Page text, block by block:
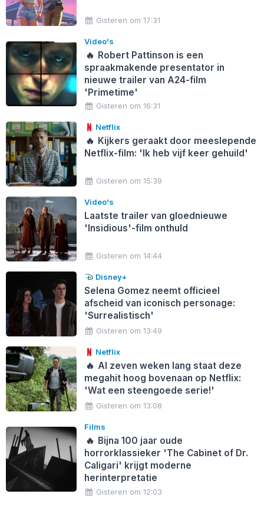
Gisteren om 17:31
Video's
🔥 Robert Pattinson is een
spraakmakende presentator in
nieuwe trailer van A24-film
'Primetime'
Gisteren om 16:31
Netflix
🔥 Kijkers geraakt door meeslepende
Netflix-film: 'Ik heb vijf keer gehuild'
Gisteren om 15:39
Video's
Laatste trailer van gloednieuwe
'Insidious'-film onthuld
Gisteren om 14:44
Disney+
Selena Gomez neemt officieel
afscheid van iconisch personage:
'Surrealistisch'
Gisteren om 13:49
Netflix
🔥 Al zeven weken lang staat deze
megahit hoog bovenaan op Netflix:
'Wat een steengoede serie!'
Gisteren om 13:08
Films
🔥 Bijna 100 jaar oude
horrorklassieker 'The Cabinet of Dr.
Caligari' krijgt moderne
herinterpretatie
Gisteren om 12:03